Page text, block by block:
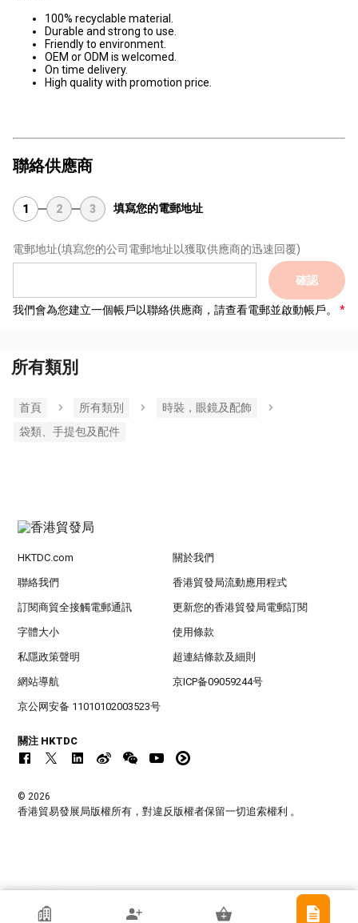
100% recyclable material.
Durable and strong to use.
Friendly to environment.
OEM or ODM is welcomed.
On time delivery.
High quality with promotion price.
聯絡供應商
1 2 3 填寫您的電郵地址
電郵地址(填寫您的公司電郵地址以獲取供應商的迅速回覆)
確認
我們會為您建立一個帳戶以聯絡供應商，請查看電郵並啟動帳戶。
所有類別
首頁 所有類別
時裝，眼鏡及配飾
袋類、手提包及配件
香港貿發局參展商
HKTDC.com 關於我們
聯絡我們 香港貿發局流動應用程式
訂閱商貿全接觸電郵通訊 更新您的香港貿發局電郵訂閱
字體大小 使用條款
私隱政策聲明 超連結條款及細則
網站導航 京ICP备09059244号
京公网安备 11010102003523号
關注 HKTDC
© 2026
香港貿易發展局版權所有，對違反版權者保留一切追索權利 。